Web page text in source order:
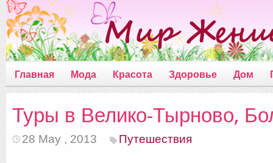
Главная Мода Красота Здоровье Дом
Туры в Велико-Тырново,
28 May , 2013 Путешествия